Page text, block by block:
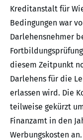
Kreditanstalt für
Bedingungen war
Darlehensnehmer
diesem Zeitpunkt
Darlehens für die
erlassen wird. Die
teilweise gekürzt
Finanzamt in den
Werbungskosten an.